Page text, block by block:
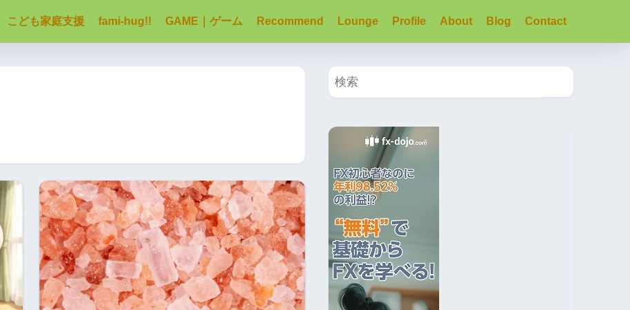
こども家庭支援 fami-hug!! GAME｜ゲーム Recommend Lounge Profile About Blog Contact